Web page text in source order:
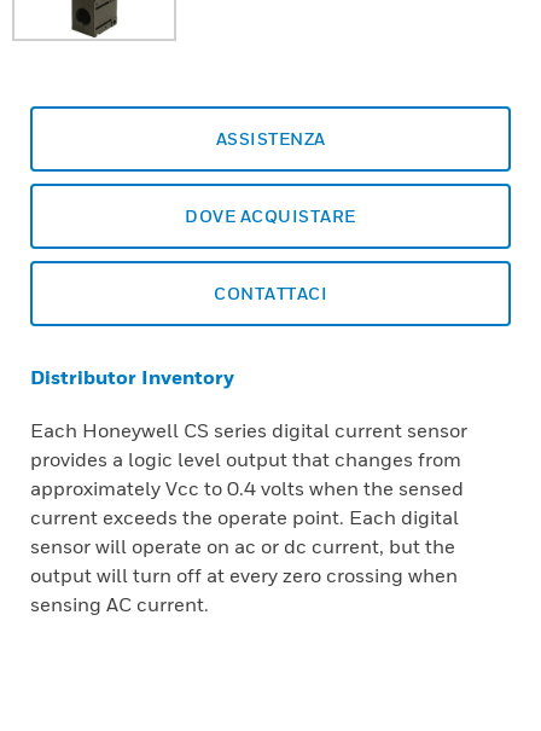
ASSISTENZA
DOVE ACQUISTARE
CONTATTACI
Distributor Inventory
Each Honeywell CS series digital current sensor
provides a logic level output that changes from
approximately Vcc to 0.4 volts when the sensed
current exceeds the operate point. Each digital
sensor will operate on ac or dc current, but the
output will turn off at every zero crossing when
sensing AC current.